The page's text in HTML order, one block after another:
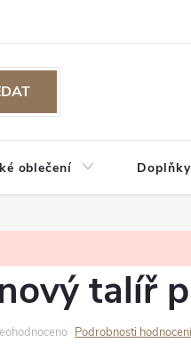
oblečení
talíř
Podrobnosti hodnocení